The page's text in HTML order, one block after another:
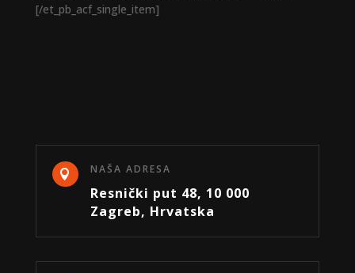
[/et_pb_acf_single_item]
 NAŠA ADRESA
Resnički put 48, 10 000
Zagreb, Hrvatska